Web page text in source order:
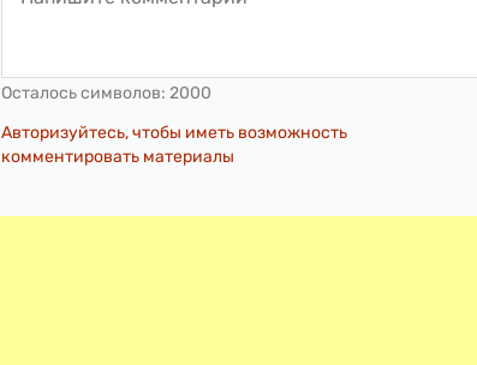
Осталось символов: 2000
Авторизуйтесь, чтобы иметь возможность
комментировать материалы